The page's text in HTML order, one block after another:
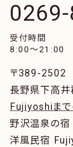
受付時間
8:00〜21:00
〒389-2502
長野県下高
Fujiyoshiまで
野沢温泉の
洋風民宿